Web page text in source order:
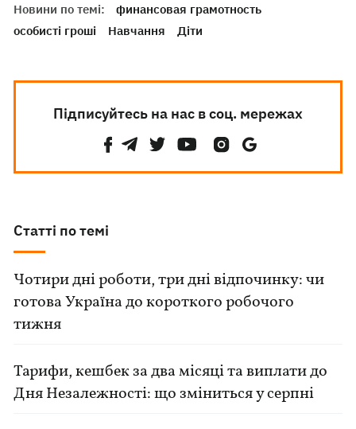
Новини по темі:
финансовая грамотность
особисті гроші
Навчання Діти
Підписуйтесь на нас в соц. мережах
Статті по темі
Чотири дні роботи, три дні відпочинку: чи
готова Україна до короткого робочого
тижня
Тарифи, кешбек за два місяці та виплати до
Дня Незалежності: що зміниться у серпні